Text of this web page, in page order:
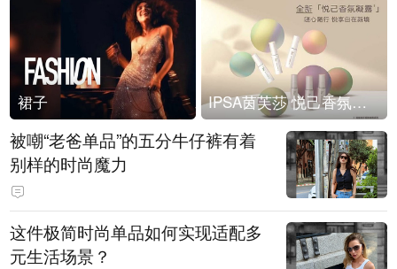
裙子 IPSA茵芙莎 悦己香氛凝露上市
被嘲“老爸单品”的五分牛仔裤有着
别样的时尚魔力
这件极简时尚单品如何实现适配多
元生活场景？